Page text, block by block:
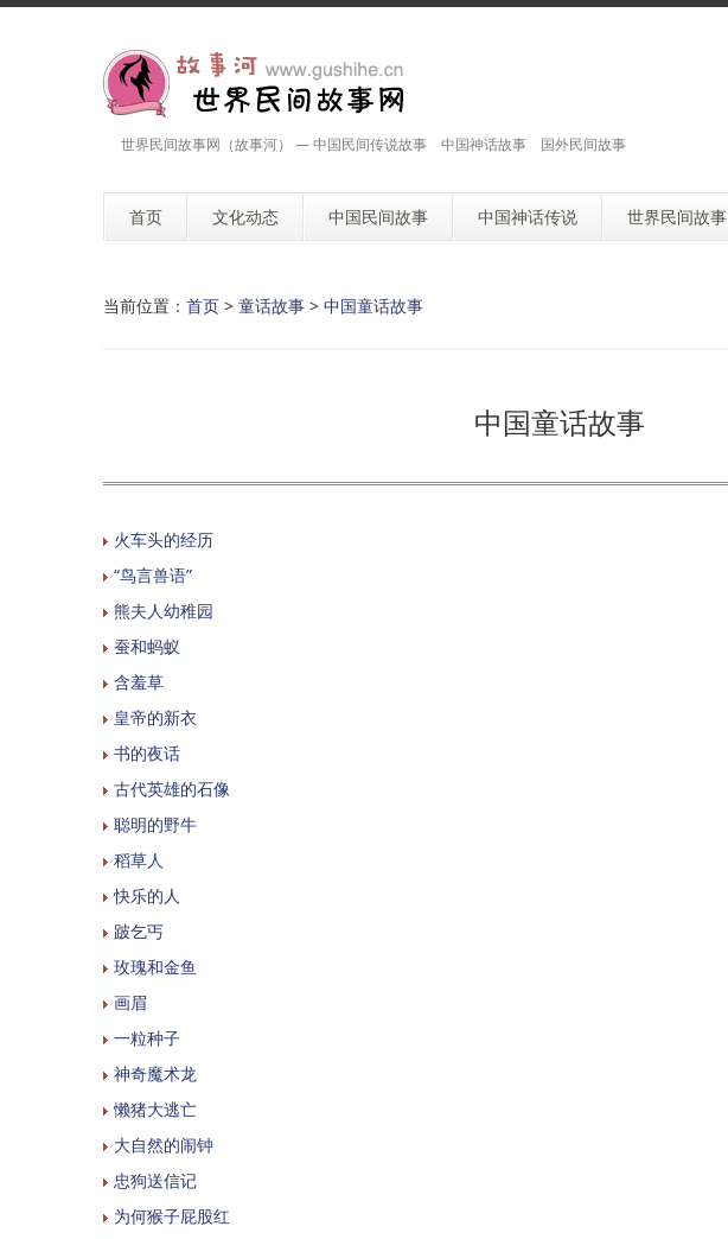
世界民间故事网（故事河） — 中国民间传说故事 中国神话故事 国外民间故事
首页 文化动态 中国民间故事 中国神话传说 世界民间故事
当前位置： 首页 > 童话故事 > 中国童话故事
中国童话故事
火车头的经历
“鸟言兽语”
熊夫人幼稚园
蚕和蚂蚁
含羞草
皇帝的新衣
书的夜话
古代英雄的石像
聪明的野牛
稻草人
快乐的人
跛乞丐
玫瑰和金鱼
画眉
一粒种子
神奇魔术龙
懒猪大逃亡
大自然的闹钟
忠狗送信记
为何猴子屁股红